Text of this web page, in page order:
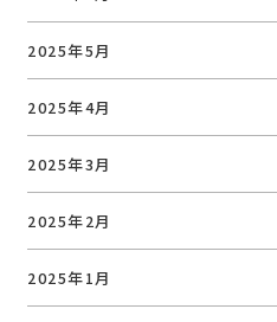
2025年5月
2025年4月
2025年3月
2025年2月
2025年1月